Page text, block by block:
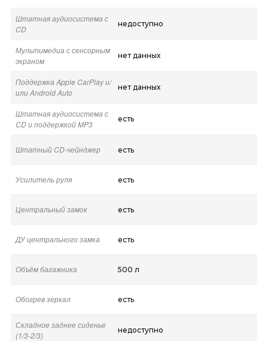
Штатная аудиосистема с
CD
недоступно
Мультимедиа с сенсорным
экраном
нет данных
Поддержка Apple CarPlay и/
или Android Auto
нет данных
Штатная аудиосистема с
CD и поддержкой MP3
есть
Штатный CD-чейнджер есть
Усилитель руля есть
Центральный замок есть
ДУ центрального замка есть
Объём багажника 500 л
Обогрев зеркал есть
Складное заднее сиденье
(1/3-2/3)
недоступно